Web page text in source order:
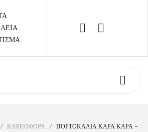
Call Support: 210 6857844
ΣΧΕΤΙΚΆ ΜΕ ΕΜΆΣ
/ ΚΑΡΠΟΦΟΡΑ / ΠΟΡΤΟΚΑΛΙΑ ΚΑΡΑ ΚΑΡΑ –